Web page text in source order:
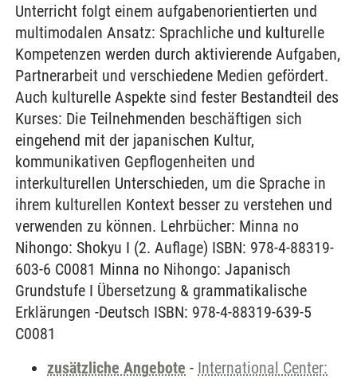
Unterricht folgt einem aufgabenorientierten und
multimodalen Ansatz: Sprachliche und kulturelle
Kompetenzen werden durch aktivierende Aufgaben,
Partnerarbeit und verschiedene Medien gefördert.
Auch kulturelle Aspekte sind fester Bestandteil des
Kurses: Die Teilnehmenden beschäftigen sich
eingehend mit der japanischen Kultur,
kommunikativen Gepflogenheiten und
interkulturellen Unterschieden, um die Sprache in
ihrem kulturellen Kontext besser zu verstehen und
verwenden zu können. Lehrbücher: Minna no
Nihongo: Shokyu I (2. Auflage) ISBN: 978-4-88319-
603-6 C0081 Minna no Nihongo: Japanisch
Grundstufe I Übersetzung & grammatikalische
Erklärungen -Deutsch ISBN: 978-4-88319-639-5
C0081
zusätzliche Angebote - International Center: